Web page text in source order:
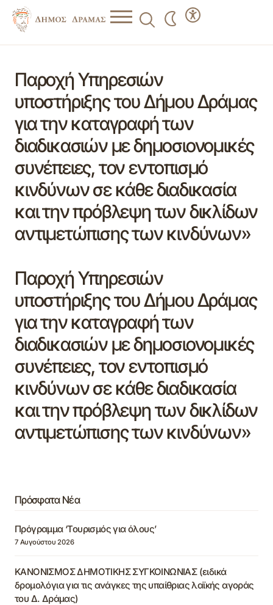
Παροχή Υπηρεσιών
υποστήριξης του Δήμου Δράμας
για την καταγραφή των
διαδικασιών με δημοσιονομικές
συνέπειες, τον εντοπισμό
κινδύνων σε κάθε διαδικασία
και την πρόβλεψη των δικλίδων
αντιμετώπισης των κινδύνων»
Παροχή Υπηρεσιών
υποστήριξης του Δήμου Δράμας
για την καταγραφή των
διαδικασιών με δημοσιονομικές
συνέπειες, τον εντοπισμό
κινδύνων σε κάθε διαδικασία
και την πρόβλεψη των δικλίδων
αντιμετώπισης των κινδύνων»
Πρόσφατα Νέα
Πρόγραμμα ‘Τουρισμός για όλους’
7 Αυγούστου 2026
ΚΑΝΟΝΙΣΜΟΣ ΔΗΜΟΤΙΚΗΣ ΣΥΓΚΟΙΝΩΝΙΑΣ (ειδικά
δρομολόγια για τις ανάγκες της υπαίθριας λαϊκής αγοράς
του Δ. Δράμας)